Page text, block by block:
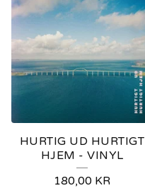
HURTIG UD HURTIGT
HJEM - VINYL
180,00 KR